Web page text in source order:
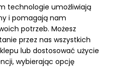
technologie umożliwiają
i pomagają nam
potrzeb. Możesz
przez nas wszystkich
lub dostosować użycie
wybierając opcję